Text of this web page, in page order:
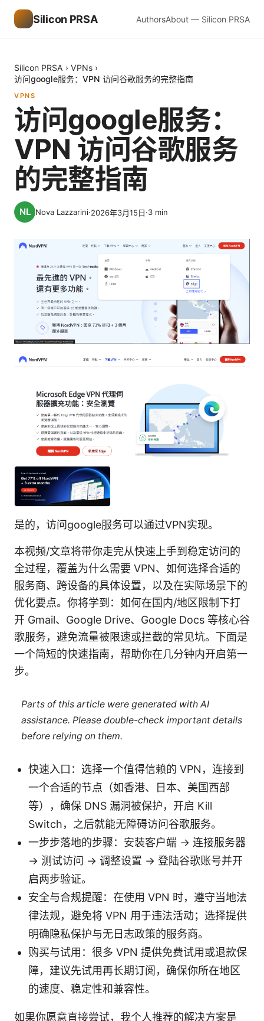
Silicon PRSA AuthorsAbout — Silicon PRSA
Silicon PRSA › VPNs ›
访问google服务：VPN 访问谷歌服务的完整指南
VPNS
访问google服务：
VPN 访问谷歌服务
的完整指南
Nova Lazzarini·2026年3月15日·3 min
是的，访问google服务可以通过VPN实现。
本视频/文章将带你走完从快速上手到稳定访问的
全过程，覆盖为什么需要 VPN、如何选择合适的
服务商、跨设备的具体设置，以及在实际场景下的
优化要点。你将学到：如何在国内/地区限制下打
开 Gmail、Google Drive、Google Docs 等核心谷
歌服务，避免流量被限速或拦截的常见坑。下面是
一个简短的快速指南，帮助你在几分钟内开启第一
步。
Parts of this article were generated with AI
assistance. Please double-check important details
before relying on them.
快速入口：选择一个值得信赖的 VPN，连接到
一个合适的节点（如香港、日本、美国西部
等），确保 DNS 漏洞被保护，开启 Kill
Switch，之后就能无障碍访问谷歌服务。
一步步落地的步骤：安装客户端 → 连接服务器
→ 测试访问 → 调整设置 → 登陆谷歌账号并开
启两步验证。
安全与合规提醒：在使用 VPN 时，遵守当地法
律法规，避免将 VPN 用于违法活动；选择提供
明确隐私保护与无日志政策的服务商。
购买与试用：很多 VPN 提供免费试用或退款保
障，建议先试用再长期订阅，确保你所在地区
的速度、稳定性和兼容性。
如果你愿意直接尝试，我个人推荐的解决方案是